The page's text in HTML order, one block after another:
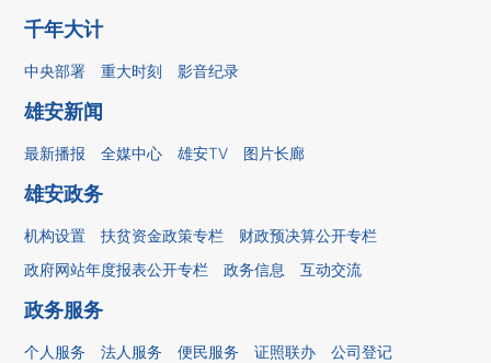
千年大计
中央部署 重大时刻 影音纪录
雄安新闻
最新播报 全媒中心 雄安TV 图片长廊
雄安政务
机构设置 扶贫资金政策专栏
财政预决算公开专栏
政府网站年度报表公开专栏
政务信息 互动交流
政务服务
个人服务 法人服务 便民服务 证照联办
公司登记